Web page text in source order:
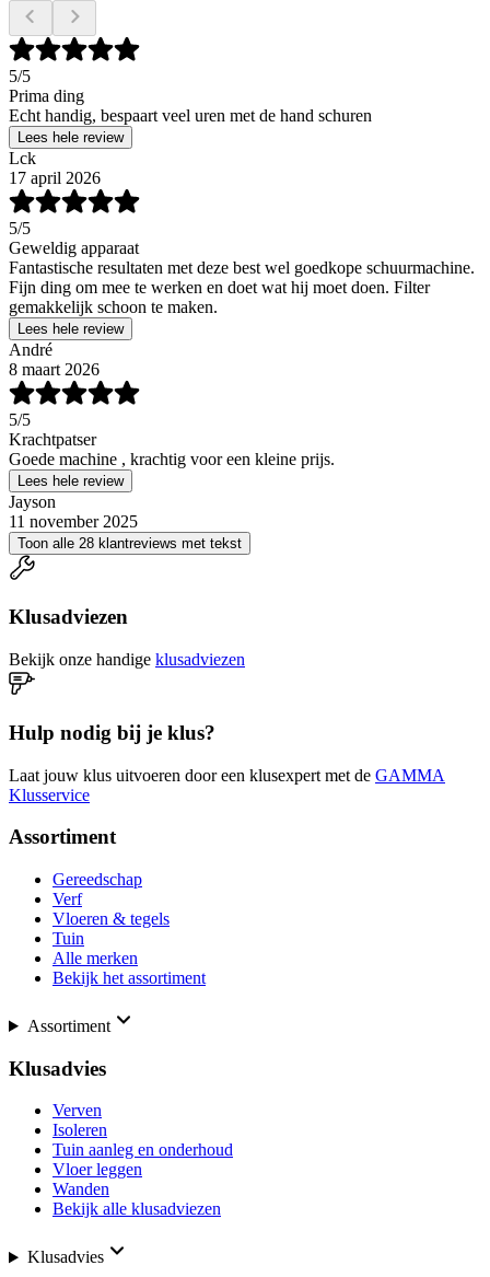
5/5
Prima ding
Echt handig, bespaart veel uren met de hand schuren
Lees hele review
Lck
17 april 2026
5/5
Geweldig apparaat
Fantastische resultaten met deze best wel goedkope schuurmachine.
Fijn ding om mee te werken en doet wat hij moet doen. Filter
gemakkelijk schoon te maken.
Lees hele review
André
8 maart 2026
5/5
Krachtpatser
Goede machine , krachtig voor een kleine prijs.
Lees hele review
Jayson
11 november 2025
Toon alle 28 klantreviews met tekst
Klusadviezen
Bekijk onze handige klusadviezen
Hulp nodig bij je klus?
Laat jouw klus uitvoeren door een klusexpert met de GAMMA
Klusservice
Assortiment
Gereedschap
Verf
Vloeren & tegels
Tuin
Alle merken
Bekijk het assortiment
Assortiment
Klusadvies
Verven
Isoleren
Tuin aanleg en onderhoud
Vloer leggen
Wanden
Bekijk alle klusadviezen
Klusadvies